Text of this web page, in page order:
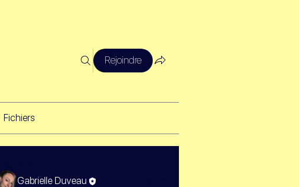
Rejoindre
Fichiers
Gabrielle Duveau